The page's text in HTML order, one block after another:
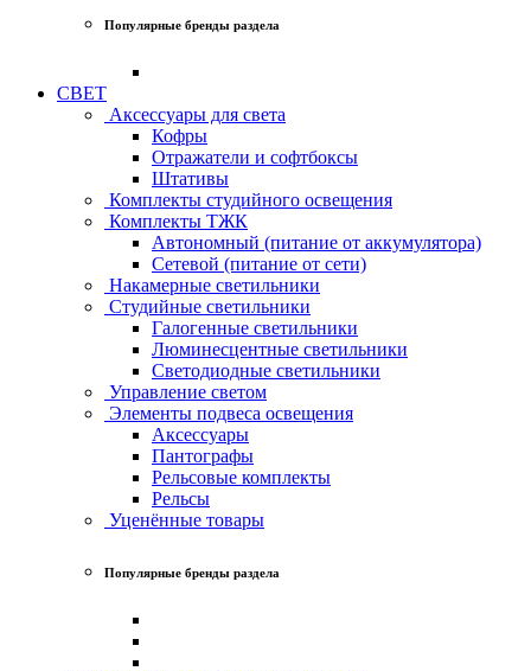
Популярные бренды раздела
СВЕТ
Аксессуары для света
Кофры
Отражатели и софтбоксы
Штативы
Комплекты студийного освещения
Комплекты ТЖК
Автономный (питание от аккумулятора)
Сетевой (питание от сети)
Накамерные светильники
Студийные светильники
Галогенные светильники
Люминесцентные светильники
Светодиодные светильники
Управление светом
Элементы подвеса освещения
Аксессуары
Пантографы
Рельсовые комплекты
Рельсы
Уценённые товары
Популярные бренды раздела